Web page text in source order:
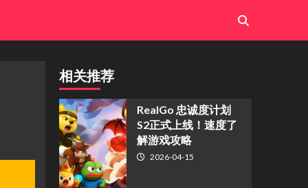
相关推荐
​RealGo 忠诚度计划
S2正式上线！速度了
解游戏攻略
2026-04-15